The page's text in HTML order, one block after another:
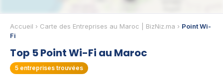
Accueil › Carte des Entreprises au Maroc | BizNiz.ma › Point Wi-
Fi
Top 5 Point Wi-Fi au Maroc
5 entreprises trouvées